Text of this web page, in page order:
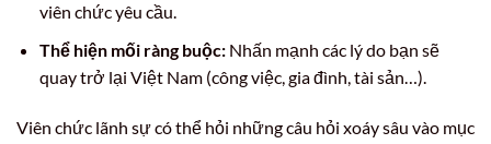
viên chức yêu cầu.
Thể hiện mối ràng buộc:Nhấn mạnh các lý do bạn sẽ
quay trở lại Việt Nam (công việc, gia đình, tài sản…).
Viên chức lãnh sự có thể hỏi những câu hỏi xoáy sâu vào mục